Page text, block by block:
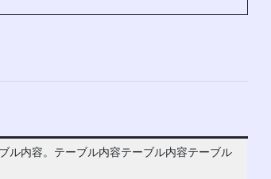
ル内容。テーブル内容テーブル内容テーブル